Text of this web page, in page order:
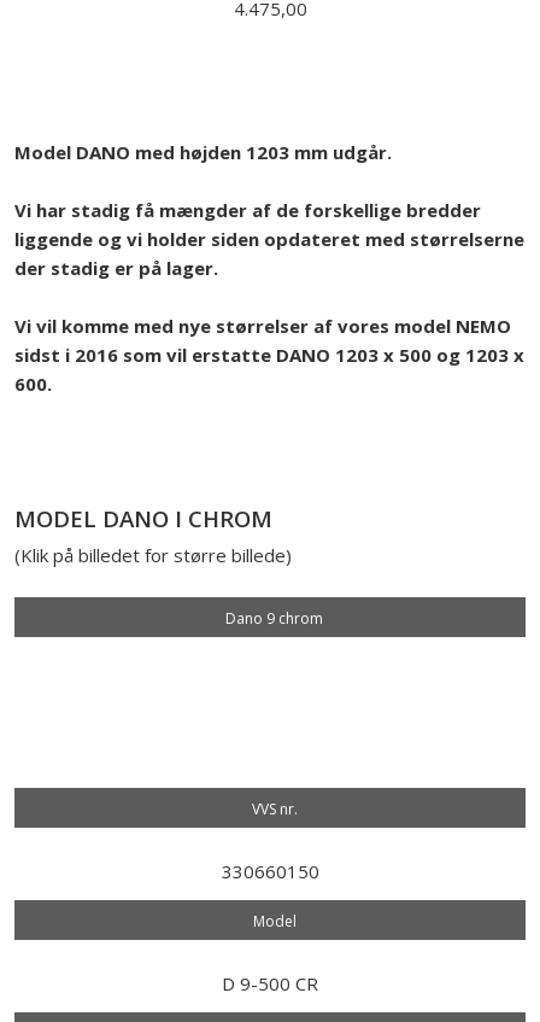
4.475,00
Model DANO med højden 1203 mm udgår.
Vi har stadig få mængder af de forskellige bredder
liggende og vi holder siden opdateret med størrelserne
der stadig er på lager.​
Vi vil komme med nye størrelser af vores model NEMO
sidst i 2016 som vil erstatte DANO 1203 x 500 og 1203 x
600.
MODEL DANO I CHROM​
(Klik på billedet for større billede)
Dano 9 chrom
VVS nr.​
330660150
Model​
D 9-500 CR